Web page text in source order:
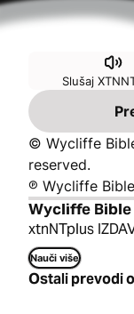
Slušaj
© Wycliffe
reserved.
℗ Wycliffe
Wycliffe Bible
xtnNTplus
Nauči više
Ostali prevodi